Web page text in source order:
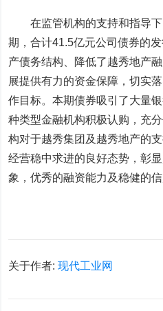
在监管机构的支持和指导下
期，合计41.5亿元公司债券的
产债务结构、降低了越秀地产
展提供有力的资金保障，切实
作目标。本期债券吸引了大量
种类型金融机构积极认购，充
构对于越秀集团及越秀地产的
经营稳中求进的良好态势，彰
象，优秀的融资能力及稳健的信
关于作者:现代工业网